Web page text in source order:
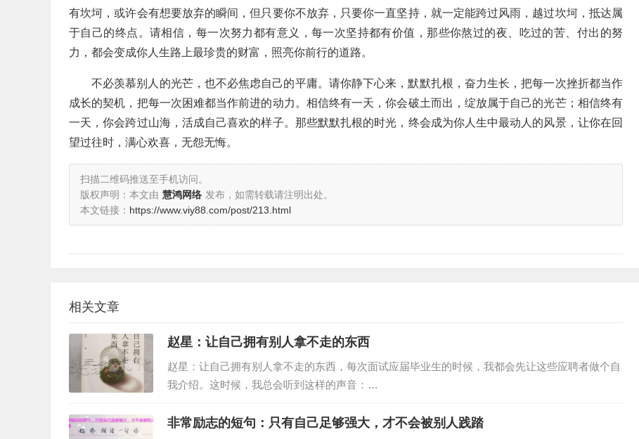
有坎坷，或许会有想要放弃的瞬间，但只要你不放弃，只要你一直坚持，就一定能跨过风雨，越过坎坷，抵达属
于自己的终点。请相信，每一次努力都有意义，每一次坚持都有价值，那些你熬过的夜、吃过的苦、付出的努
力，都会变成你人生路上最珍贵的财富，照亮你前行的道路。
不必羡慕别人的光芒，也不必焦虑自己的平庸。请你静下心来，默默扎根，奋力生长，把每一次挫折都当作
成长的契机，把每一次困难都当作前进的动力。相信终有一天，你会破土而出，绽放属于自己的光芒；相信终有
一天，你会跨过山海，活成自己喜欢的样子。那些默默扎根的时光，终会成为你人生中最动人的风景，让你在回
望过往时，满心欢喜，无怨无悔。
扫描二维码推送至手机访问。
版权声明：本文由 慧鸿网络 发布，如需转载请注明出处。
本文链接： https://www.viy88.com/post/213.html
相关文章
赵星：让自己拥有别人拿不走的东西
赵星：让自己拥有别人拿不走的东西，每次面试应届毕业生的时候，我都会先让这些应聘者做个自
我介绍。这时候，我总会听到这样的声音：…
非常励志的短句：只有自己足够强大，才不会被别人践踏